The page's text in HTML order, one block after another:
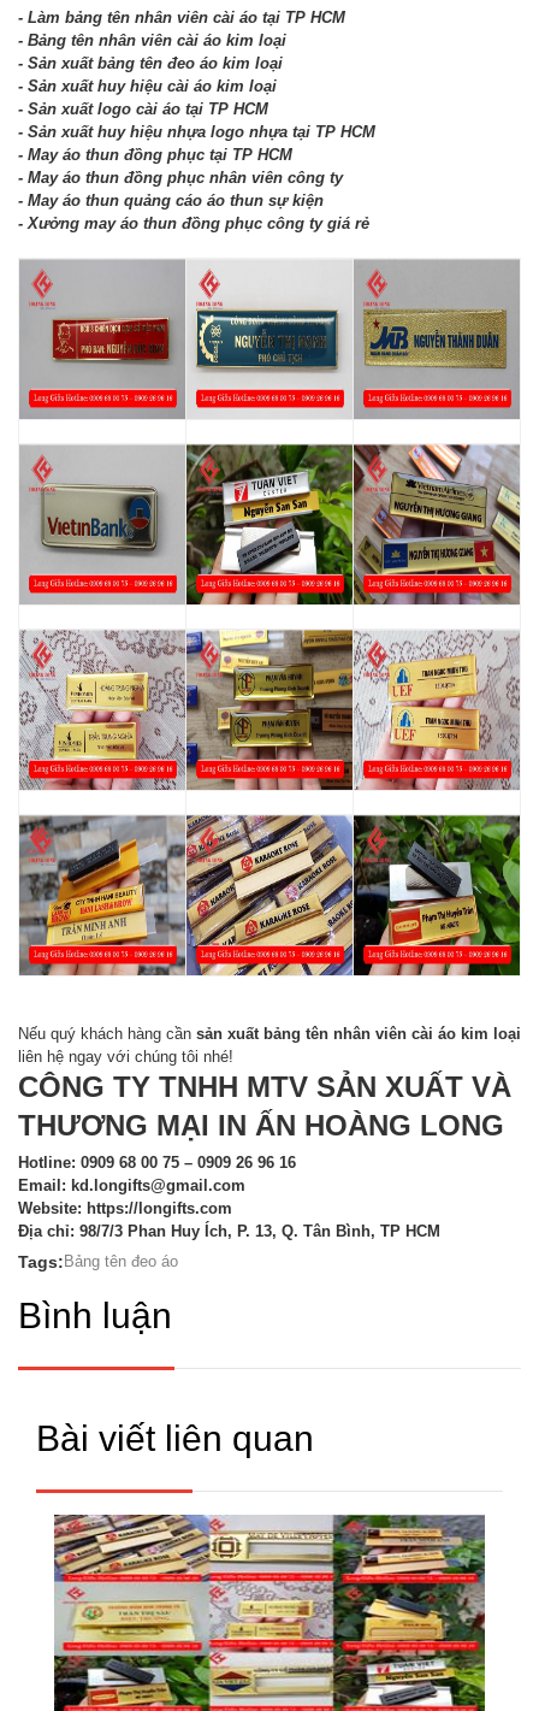
- Làm bảng tên nhân viên cài áo tại TP HCM
- Bảng tên nhân viên cài áo kim loại
- Sản xuất bảng tên đeo áo kim loại
- Sản xuất huy hiệu cài áo kim loại
- Sản xuất logo cài áo tại TP HCM
- Sản xuất huy hiệu nhựa logo nhựa tại TP HCM
- May áo thun đồng phục tại TP HCM
- May áo thun đồng phục nhân viên công ty
- May áo thun quảng cáo áo thun sự kiện
-Xưởng may áo thun đồng phục công ty giá rẻ
Nếu quý khách hàng cần sản xuất bảng tên nhân viên cài áo kim loại
liên hệ ngay với chúng tôi nhé!
CÔNG TY TNHH MTV SẢN XUẤT VÀ
THƯƠNG MẠI IN ẤN HOÀNG LONG
Hotline: 0909 68 00 75 – 0909 26 96 16
Email: kd.longifts@gmail.com
Website: https://longifts.com
Địa chỉ: 98/7/3 Phan Huy Ích, P. 13, Q. Tân Bình, TP HCM
Tags: Bảng tên đeo áo
Bình luận
Bài viết liên quan